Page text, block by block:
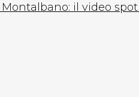
Montalbano: il video